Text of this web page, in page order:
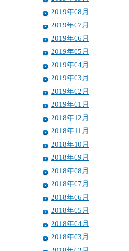
2019年08月
2019年07月
2019年06月
2019年05月
2019年04月
2019年03月
2019年02月
2019年01月
2018年12月
2018年11月
2018年10月
2018年09月
2018年08月
2018年07月
2018年06月
2018年05月
2018年04月
2018年03月